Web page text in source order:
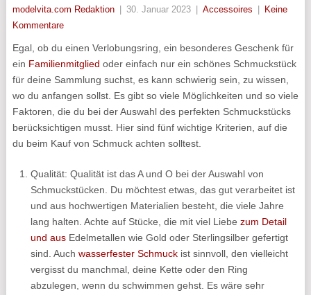
modelvita.com Redaktion 30. Januar 2023 Accessoires
Keine
Kommentare
Egal, ob du einen Verlobungsring, ein besonderes Geschenk für
ein Familienmitglied oder einfach nur ein schönes Schmuckstück
für deine Sammlung suchst, es kann schwierig sein, zu wissen,
wo du anfangen sollst. Es gibt so viele Möglichkeiten und so viele
Faktoren, die du bei der Auswahl des perfekten Schmuckstücks
berücksichtigen musst. Hier sind fünf wichtige Kriterien, auf die
du beim Kauf von Schmuck achten solltest.
Qualität: Qualität ist das A und O bei der Auswahl von
Schmuckstücken. Du möchtest etwas, das gut verarbeitet ist
und aus hochwertigen Materialien besteht, die viele Jahre
lang halten. Achte auf Stücke, die mit viel Liebezum Detail
und aus Edelmetallen wie Gold oder Sterlingsilber gefertigt
sind. Auchwasserfester Schmuck ist sinnvoll, den vielleicht
vergisst du manchmal, deine Kette oder den Ring
abzulegen, wenn du schwimmen gehst. Es wäre sehr